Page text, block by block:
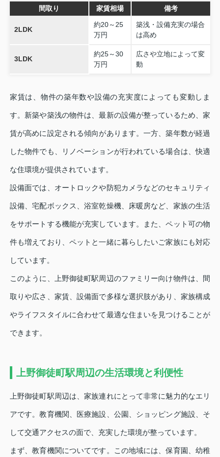
間取り 家賃相場 備考
2LDK
約20～25
万円
築浅・設備充実の場合
は高め
3LDK
約25～30
万円
広さや立地によって変
動
家賃は、物件の築年数や設備の充実度によっても変動しま
す。新築や築浅の物件は、最新の設備が整っているため、家
賃が高めに設定される傾向があります。一方、築年数が経過
した物件でも、リノベーションが行われている場合は、快適
な住環境が提供されています。
設備面では、オートロックや防犯カメラなどのセキュリティ
設備、宅配ボックス、浴室乾燥機、床暖房など、家族の生活
をサポートする機能が充実しています。また、ペット可の物
件も増えており、ペットと一緒に暮らしたいご家族にも対応
しています。
このように、上野御徒町駅周辺のファミリー向け物件は、間
取りや広さ、家賃、設備面で多様な選択肢があり、家族構成
やライフスタイルに合わせて最適な住まいを見つけることが
できます。
上野御徒町駅周辺の生活環境と利便性
上野御徒町駅周辺は、家族連れにとって非常に魅力的なエリ
アです。教育機関、医療施設、公園、ショッピング施設、そ
して交通アクセスの面で、充実した環境が整っています。
まず、教育機関についてです。この地域には、保育園、幼稚